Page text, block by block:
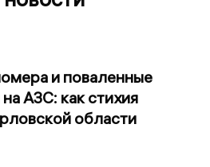
и поваленные
АЗС: как стихия
области